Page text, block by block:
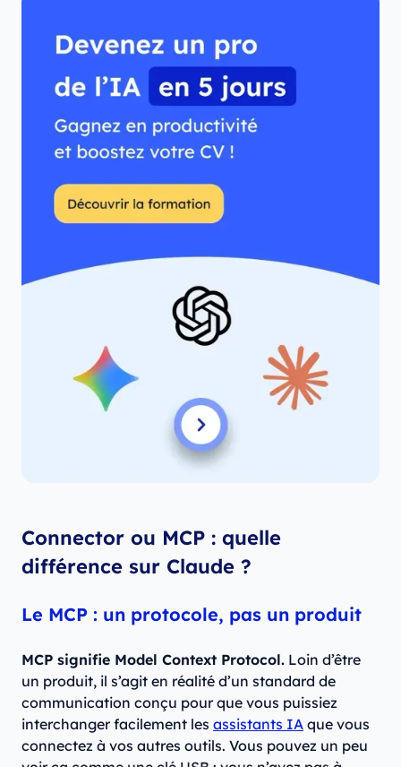
Connector ou MCP : quelle
différence sur Claude ?
Le MCP : un protocole, pas un produit
MCP signifie Model Context Protocol. Loin d’être
un produit, il s’agit en réalité d’un standard de
communication conçu pour que vous puissiez
interchanger facilement les assistants IA que vous
connectez à vos autres outils. Vous pouvez un peu